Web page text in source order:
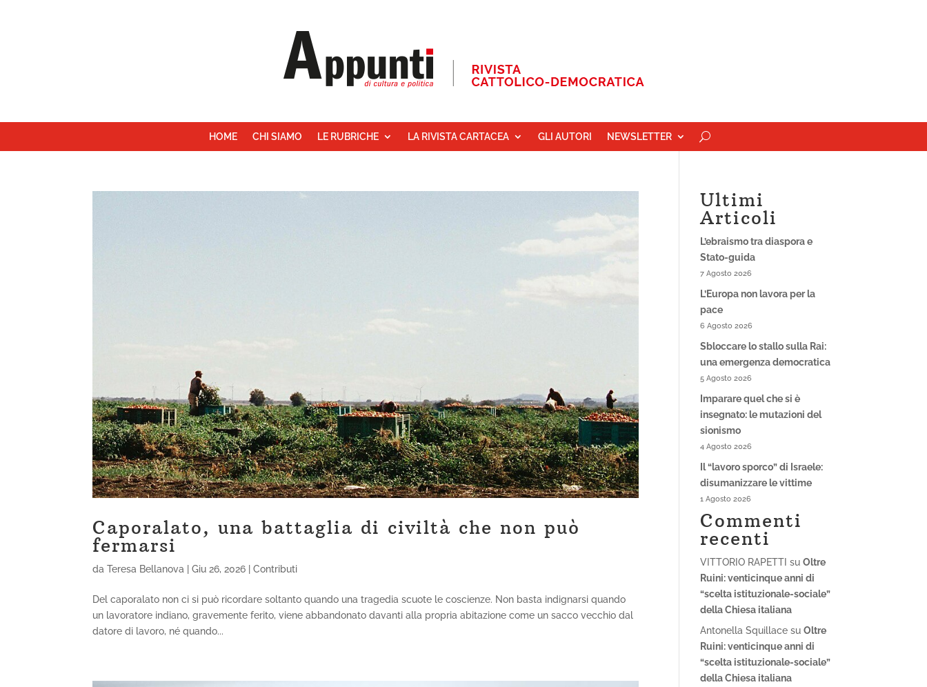
HOME CHI SIAMO LE RUBRICHE LA RIVISTA CARTACEA GLI AUTORI NEWSLETTER
Caporalato, una battaglia di civiltà che non può
fermarsi
daTeresa Bellanova |Giu 26, 2026 |Contributi
Del caporalato non ci si può ricordare soltanto quando una tragedia scuote le coscienze. Non basta indignarsi quando
un lavoratore indiano, gravemente ferito, viene abbandonato davanti alla propria abitazione come un sacco vecchio dal
datore di lavoro, né quando...
Ultimi
Articoli
L’ebraismo tra diaspora e
Stato-guida
7 Agosto 2026
L’Europa non lavora per la
pace
6 Agosto 2026
Sbloccare lo stallo sulla Rai:
una emergenza democratica
5 Agosto 2026
Imparare quel che si è
insegnato: le mutazioni del
sionismo
4 Agosto 2026
Il “lavoro sporco” di Israele:
disumanizzare le vittime
1 Agosto 2026
Commenti
recenti
VITTORIO RAPETTI suOltre
Ruini: venticinque anni di
“scelta istituzionale-sociale”
della Chiesa italiana
Antonella Squillace suOltre
Ruini: venticinque anni di
“scelta istituzionale-sociale”
della Chiesa italiana